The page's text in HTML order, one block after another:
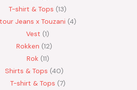
T-shirt & Tops 13
Jeans x Touzani 4
Vest 1
Rokken 12
Rok 11
Shirts & Tops 40
T-shirt & Tops 7